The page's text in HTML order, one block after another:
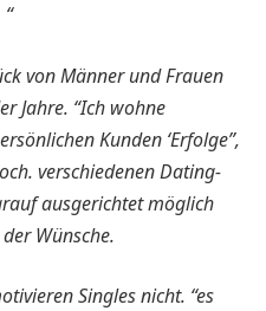
von Männer und Frauen
Jahre. “Ich wohne
Kunden ‘Erfolge”,
verschiedenen Dating-
ausgerichtet möglich
Wünsche.
Singles nicht. “es